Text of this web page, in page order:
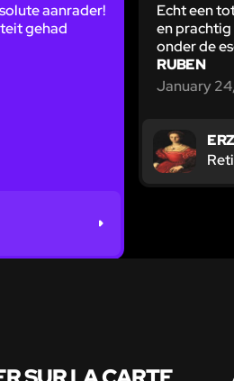
aanrader!
gehad
Echt een
en
onder de
RUBEN
January